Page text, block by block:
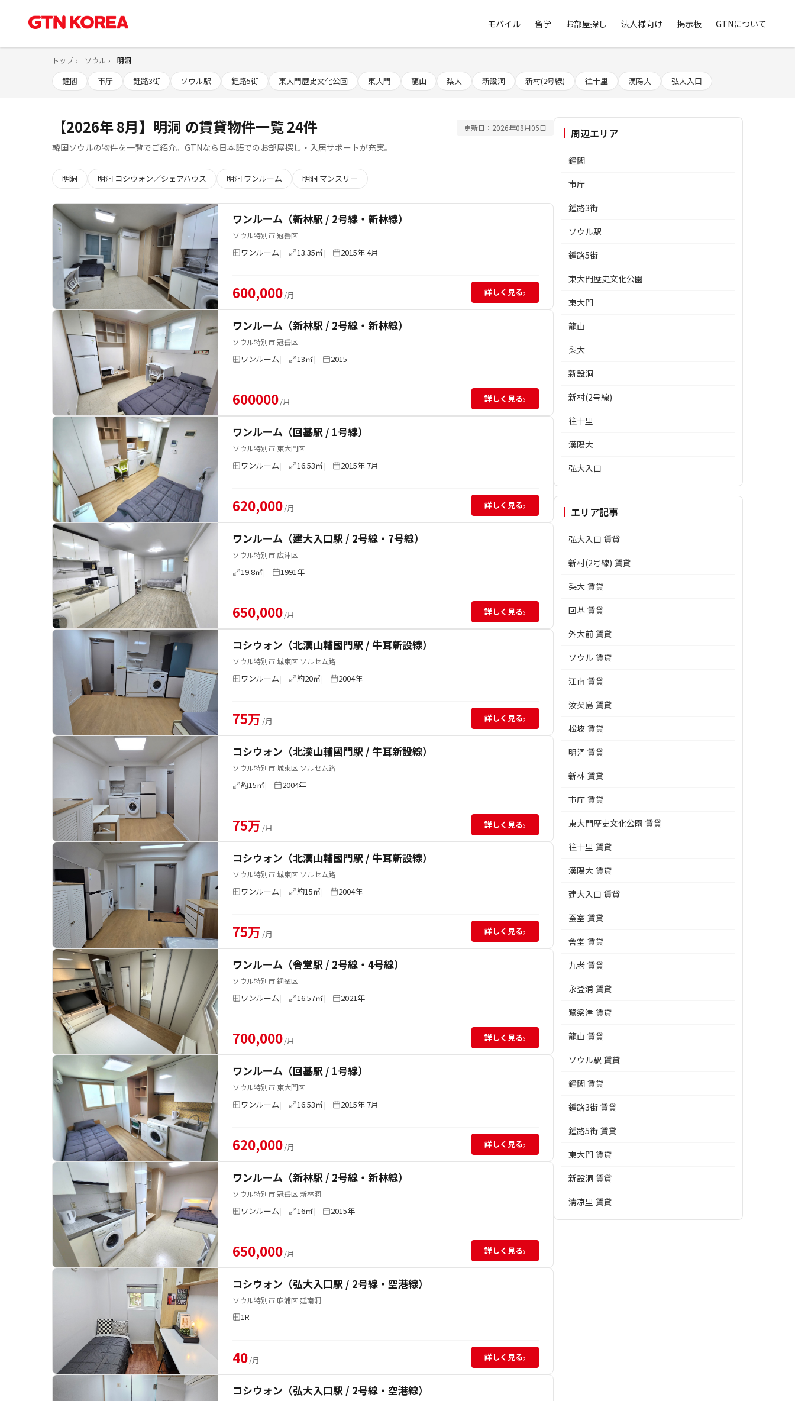
モバイル 留学 お部屋探し 法人様向け 掲示板 GTNについて
トップ ソウル 明洞
鐘閣 市庁 鍾路3街 ソウル駅 鍾路5街 東大門歴史文化公園 東大門 龍山 梨大 新設洞 新村(2号線) 往十里 漢陽大 弘大入口
【2026年 8月】明洞 の賃貸物件一覧 24件
韓国ソウルの物件を一覧でご紹介。GTNなら日本語でのお部屋探し・入居サポートが充実。
更新日：2026年08月05日
明洞 明洞 コシウォン／シェアハウス 明洞 ワンルーム 明洞 マンスリー
ワンルーム（新林駅 / 2号線・新林線）
ソウル特別市 冠岳区
ワンルーム 13.35㎡ 2015年 4月
600,000/月 詳しく見る›
ワンルーム（新林駅 / 2号線・新林線）
ソウル特別市 冠岳区
ワンルーム 13㎡ 2015
600000/月 詳しく見る›
ワンルーム（回基駅 / 1号線）
ソウル特別市 東大門区
ワンルーム 16.53㎡ 2015年 7月
620,000/月 詳しく見る›
ワンルーム（建大入口駅 / 2号線・7号線）
ソウル特別市 広津区
19.8㎡ 1991年
650,000/月 詳しく見る›
コシウォン（北漢山輔國門駅 / 牛耳新設線）
ソウル特別市 城東区 ソルセム路
ワンルーム 約20㎡ 2004年
75万 /月 詳しく見る›
コシウォン（北漢山輔國門駅 / 牛耳新設線）
ソウル特別市 城東区 ソルセム路
約15㎡ 2004年
75万 /月 詳しく見る›
コシウォン（北漢山輔國門駅 / 牛耳新設線）
ソウル特別市 城東区 ソルセム路
ワンルーム 約15㎡ 2004年
75万 /月 詳しく見る›
ワンルーム（舎堂駅 / 2号線・4号線）
ソウル特別市 銅雀区
ワンルーム 16.57㎡ 2021年
700,000/月 詳しく見る›
ワンルーム（回基駅 / 1号線）
ソウル特別市 東大門区
ワンルーム 16.53㎡ 2015年 7月
620,000/月 詳しく見る›
ワンルーム（新林駅 / 2号線・新林線）
ソウル特別市 冠岳区 新林洞
ワンルーム 16㎡ 2015年
650,000/月 詳しく見る›
コシウォン（弘大入口駅 / 2号線・空港線）
ソウル特別市 麻浦区 延南洞
1R
40/月 詳しく見る›
コシウォン（弘大入口駅 / 2号線・空港線）
周辺エリア
鐘閣
市庁
鍾路3街
ソウル駅
鍾路5街
東大門歴史文化公園
東大門
龍山
梨大
新設洞
新村(2号線)
往十里
漢陽大
弘大入口
エリア記事
弘大入口 賃貸
新村(2号線) 賃貸
梨大 賃貸
回基 賃貸
外大前 賃貸
ソウル 賃貸
江南 賃貸
汝矣島 賃貸
松坡 賃貸
明洞 賃貸
新林 賃貸
市庁 賃貸
東大門歴史文化公園 賃貸
往十里 賃貸
漢陽大 賃貸
建大入口 賃貸
蚕室 賃貸
舎堂 賃貸
九老 賃貸
永登浦 賃貸
鷺梁津 賃貸
龍山 賃貸
ソウル駅 賃貸
鐘閣 賃貸
鍾路3街 賃貸
鍾路5街 賃貸
東大門 賃貸
新設洞 賃貸
淸凉里 賃貸